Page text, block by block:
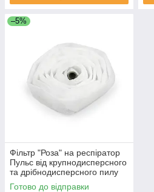
–5%
Фільтр "Роза" на респіратор
Пульс від крупнодисперсного
та дрібнодисперсного пилу
(100-182)
Готово до відправки